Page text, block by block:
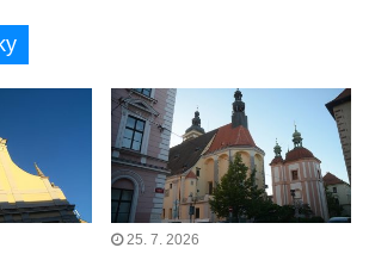
Mattauschů na hřbitově v
Ploučnicí
v Tisé
Rohn na hřbitově v
Desnou – Tanvaldu
v Šumburku nad Desnou –
25. 7. 2026